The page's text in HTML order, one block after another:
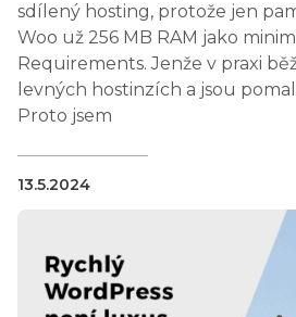
sdílený hosting, protože jen
Woo už 256 MB RAM jako
Requirements. Jenže v praxi
levných hostinzích a jsou
Proto jsem
13.5.2024